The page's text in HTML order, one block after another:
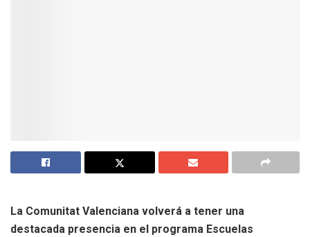
La Comunitat Valenciana volverá a tener una
destacada presencia en el programa Escuelas